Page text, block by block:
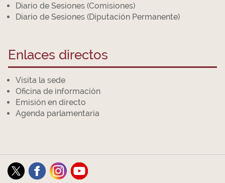
Diario de Sesiones (Comisiones)
Diario de Sesiones (Diputación Permanente)
Enlaces directos
Visita la sede
Oficina de información
Emisión en directo
Agenda parlamentaria